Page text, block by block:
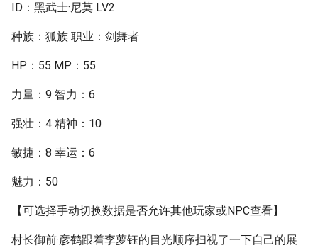
ID：黑武士·尼莫 LV2
种族：狐族 职业：剑舞者
HP：55 MP：55
力量：9 智力：6
强壮：4 精神：10
敏捷：8 幸运：6
魅力：50
【可选择手动切换数据是否允许其他玩家或NPC查看】
村长御前·彦鹤跟着李萝钰的目光顺序扫视了一下自己的展